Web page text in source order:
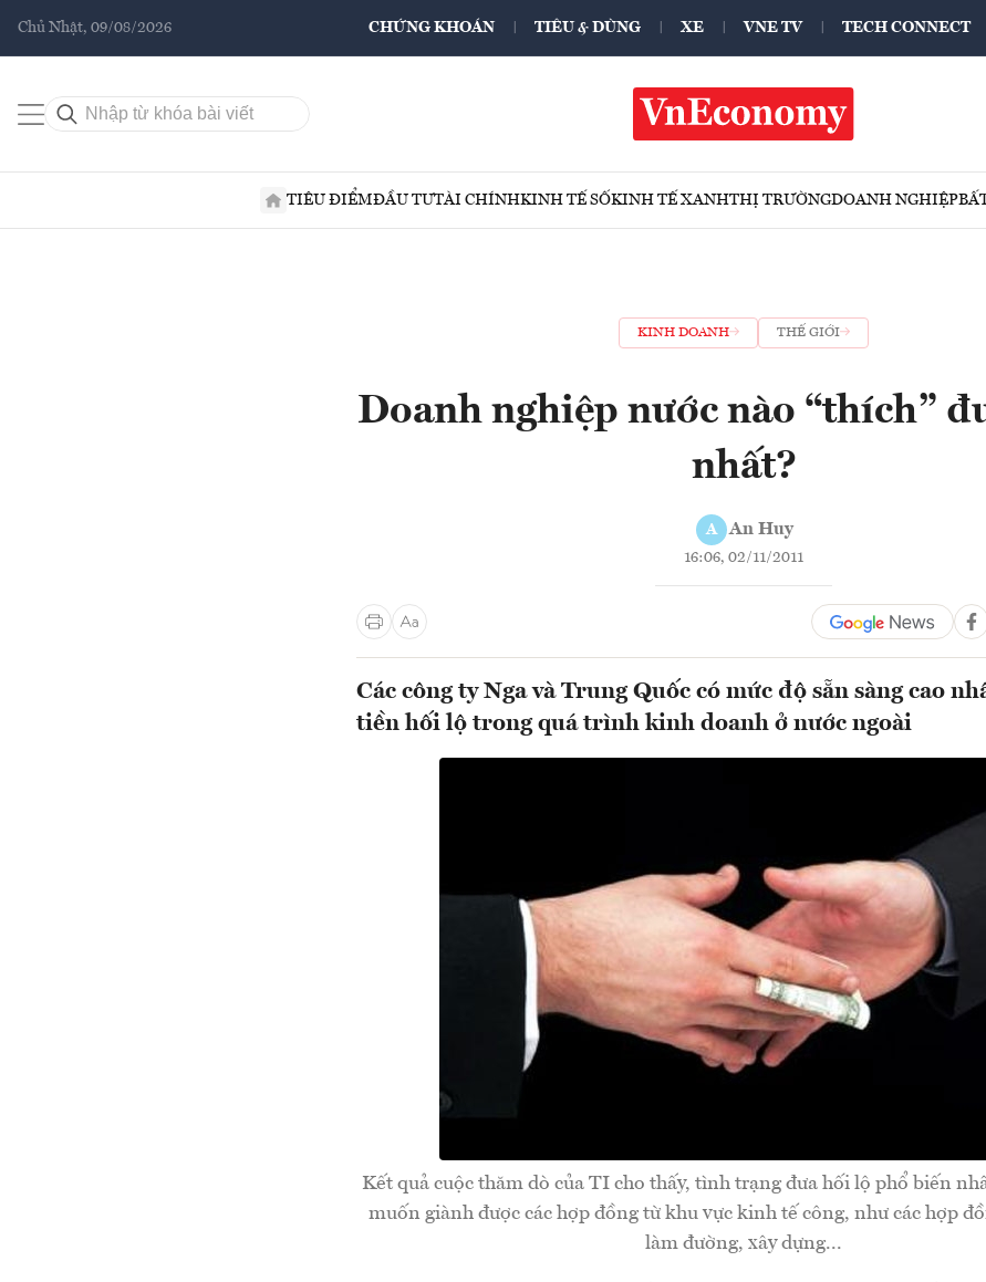
Chủ Nhật, 09/08/2026 CHỨNG KHOÁN TIÊU & DÙNG XE VNE TV TECH CONNECT
TIÊU ĐIỂMĐẦU TƯTÀI CHÍNHKINH TẾ SỐKINH TẾ XANHTHỊ TRƯỜNGDOANH NGHIỆP
KINH DOANH THẾ GIỚI
Doanh nghiệp nước nào “thích”
nhất?
A An Huy
16:06, 02/11/2011
Các công ty Nga và Trung Quốc có mức độ sẵn sàng cao
tiền hối lộ trong quá trình kinh doanh ở nước ngoài
Kết quả cuộc thăm dò của TI cho thấy, tình trạng đưa hối lộ phổ biến
muốn giành được các hợp đồng từ khu vực kinh tế công, như các hợp
làm đường, xây dựng...